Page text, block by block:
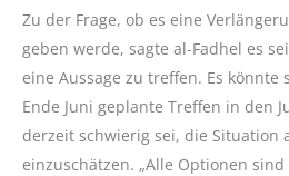
Zu der Frage, ob es eine
geben werde, sagte al-Fadhel es
eine Aussage zu treffen. Es könnte
Ende Juni geplante Treffen in den
derzeit schwierig sei, die Situation
einzuschätzen. „Alle Optionen